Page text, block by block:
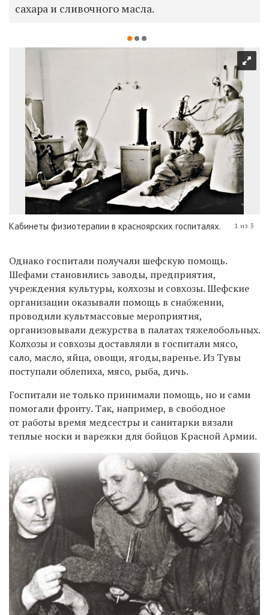
сахара и сливочного масла.
Кабинеты физиотерапии в красноярских госпиталях. 1 из 3
Однако госпитали получали шефскую помощь.
Шефами становились заводы, предприятия,
учреждения культуры, колхозы и совхозы. Шефские
организации оказывали помощь в снабжении,
проводили культмассовые мероприятия,
организовывали дежурства в палатах тяжелобольных.
Колхозы и совхозы доставляли в госпитали мясо,
сало, масло, яйца, овощи, ягоды,варенье. Из Тувы
поступали облепиха, мясо, рыба, дичь.
Госпитали не только принимали помощь, но и сами
помогали фронту. Так, например, в свободное
от работы время медсестры и санитарки вязали
теплые носки и варежки для бойцов Красной Армии.